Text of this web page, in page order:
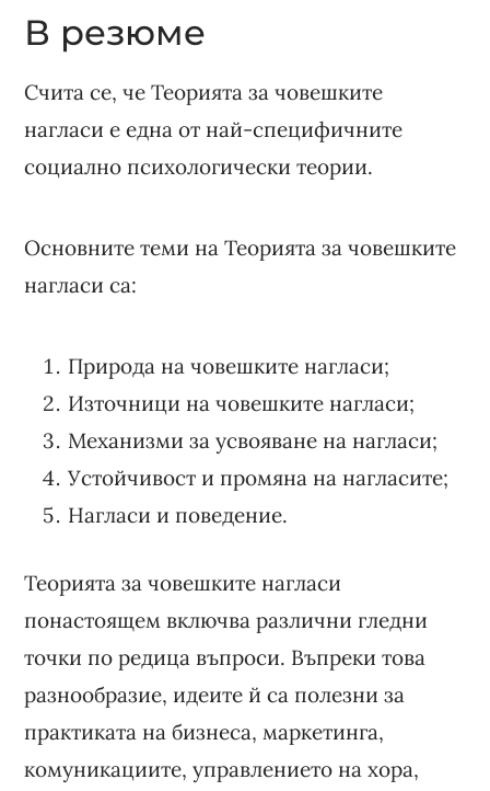
В резюме
Счита се, че Теорията за човешките
нагласи е една от най-специфичните
социално психологически теории.
Основните теми на Теорията за човешките
нагласи са:
Природа на човешките нагласи;
Източници на човешките нагласи;
Механизми за усвояване на нагласи;
Устойчивост и промяна на нагласите;
Нагласи и поведение.
Теорията за човешките нагласи
понастоящем включва различни гледни
точки по редица въпроси. Въпреки това
разнообразие, идеите й са полезни за
практиката на бизнеса, маркетинга,
комуникациите, управлението на хора,